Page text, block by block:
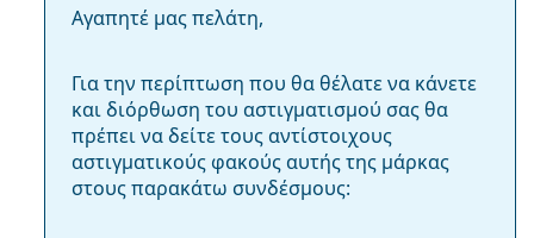
Αγαπητέ μας πελάτη,
Για την περίπτωση που θα θέλατε να κάνετε
και διόρθωση του αστιγματισμού σας θα
πρέπει να δείτε τους αντίστοιχους
αστιγματικούς φακούς αυτής της μάρκας
στους παρακάτω συνδέσμους: